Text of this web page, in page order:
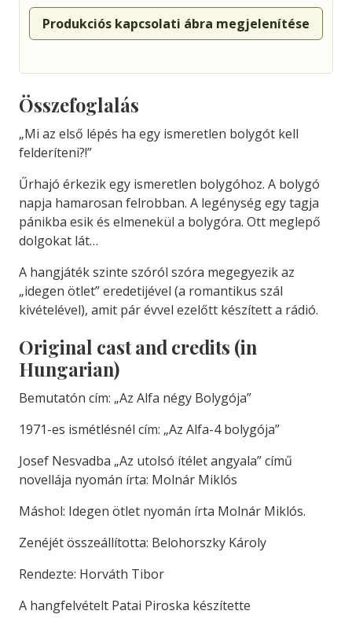
Produkciós kapcsolati ábra megjelenítése
Összefoglalás
„Mi az első lépés ha egy ismeretlen bolygót kell
felderíteni?!”
Űrhajó érkezik egy ismeretlen bolygóhoz. A bolygó
napja hamarosan felrobban. A legénység egy tagja
pánikba esik és elmenekül a bolygóra. Ott meglepő
dolgokat lát…
A hangjáték szinte szóról szóra megegyezik az
„idegen ötlet” eredetijével (a romantikus szál
kivételével), amit pár évvel ezelőtt készített a rádió.
Original cast and credits (in
Hungarian)
Bemutatón cím: „Az Alfa négy Bolygója”
1971-es ismétlésnél cím: „Az Alfa-4 bolygója”
Josef Nesvadba „Az utolsó ítélet angyala” című
novellája nyomán írta: Molnár Miklós
Máshol: Idegen ötlet nyomán írta Molnár Miklós.
Zenéjét összeállította: Belohorszky Károly
Rendezte: Horváth Tibor
A hangfelvételt Patai Piroska készítette